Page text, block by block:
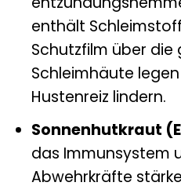
enthält
Schutzfilm über die
Schleimhäute
Hustenreiz lindern.
Sonnenhutkraut
das Immunsystem
Abwehrkräfte